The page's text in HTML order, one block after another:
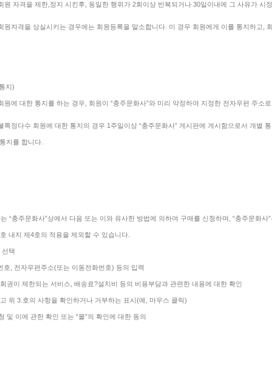
원 자격을 제한,정지 시킨후, 동일한 행위가 2회이상 반복되거나 30일이내에 그 사유가 시
원자격을 상실시키는 경우에는 회원등록을 말소합니다. 이 경우 회원에게 이를 통지하고,
지)
원에 대한 통지를 하는 경우, 회원이 “충주문화사”와 미리 약정하여 지정한 전자우편 주소
특정다수 회원에 대한 통지의 경우 1주일이상 “충주문화사” 게시판에 게시함으로서 개별
지를 합니다.
“충주문화사”상에서 다음 또는 이와 유사한 방법에 의하여 구매를 신청하며, “충주문화
내지 제4호의 적용을 제외할 수 있습니다.
선택
호, 전자우편주소(또는 이동전화번호) 등의 입력
권이 제한되는 서비스, 배송료?설치비 등의 비용부담과 관련한 내용에 대한 확인
위 3.호의 사항을 확인하거나 거부하는 표시(예, 마우스 클릭)
및 이에 관한 확인 또는 “몰”의 확인에 대한 동의